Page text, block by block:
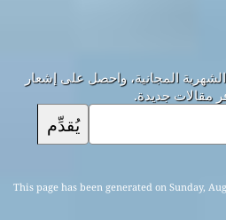
المجانية، واحصل على إشعار
مقالات جديدة.
يُقدِّم
This page has been generated on Sunday,